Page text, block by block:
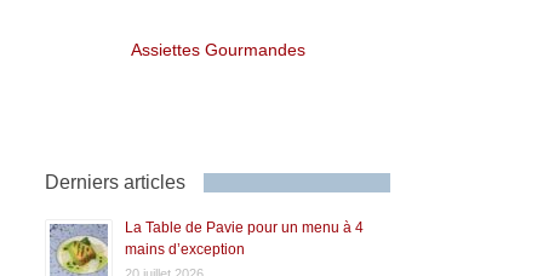
Assiettes Gourmandes
Derniers articles
La Table de Pavie pour un menu à 4
mains d’exception